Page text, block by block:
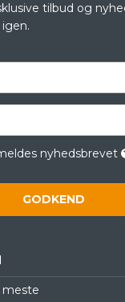
tilbud og
nyhedsbrevet
GODKEND
meste